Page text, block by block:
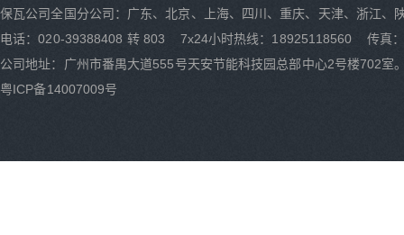
保瓦公司全国分公司：广东、北京、上海、四川、重庆、天津、浙江
电话：020-39388408 转 803 7x24小时热线：18925118560 传真
公司地址：广州市番禺大道555号天安节能科技园总部中心2号楼702室
粤ICP备14007009号